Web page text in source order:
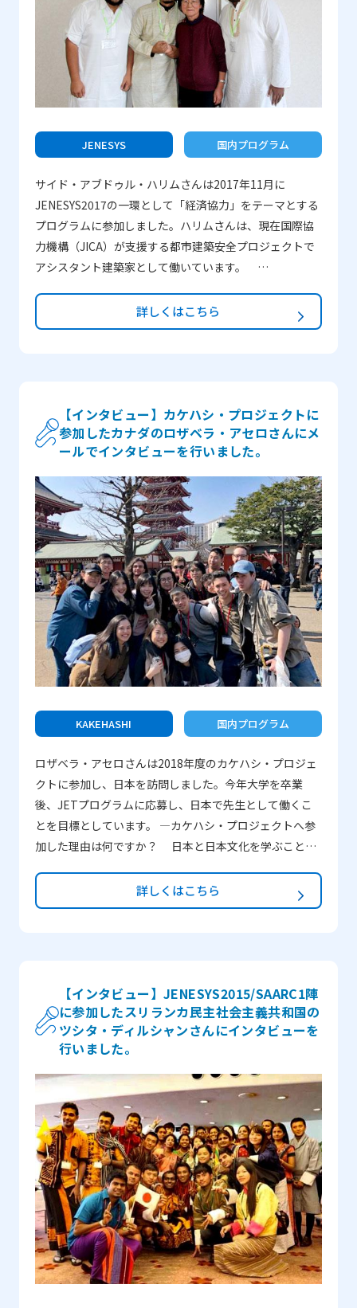
当の日本を感じることができました。プログラムの最後
には、米国に帰国後、この経験と日本で学んだことを、
どのように人々に伝え、どのように、より多くの人に日
本を知ってもらうかということを、参加者全員で話し合
いました。時間をとって経験を振り返り、そこから学ぶ
べ物はとてもおいしいので、いろいろな食事場所に行け
JENESYS 国内プログラム
サイド・アブドゥル・ハリムさんは2017年11月に
JENESYS2017の一環として「経済協力」をテーマとする
プログラムに参加しました。ハリムさんは、現在国際協
力機構（JICA）が支援する都市建築安全プロジェクトで
アシスタント建築家として働いています。
JENESYSに応募した当時、私はダッカ大学日本語学部の
修士課程にいました。日本に関する学術的知識を習得し
のです。旅費と滞在費を負担してくれただけでなく、コ
ーディネーターが終始同行してくれ、さらに、日本の家
庭にホームステイもさせてくれました。ただの外国人旅
行者だったら、日本の普通の家庭に滞在することは難し
いですが、このプログラムのおかげで、日本の社会、
人々、技術、革新、歴史、建築など様々なことを体験す
ることができました。以上が、私がこのJENESYSに参加
した理由です。 ―JENESYS2017で一番印象に残っている
ことは何ですか？JICEの企画したプログラムで良かった
点を具体的に教えてください。また、改善点があれば具
体的に教えてください。 JENESYSで一番印象深かった
ことは、ホームステイです。これは本当に“ひと箱のチョ
コレート”のような体験です。何が起こるかわからないの
です。私たちはいくつかの小さいグループに分かれて、
経験したことが違ってきます。私の経験を詳しくお話し
門前家の“養子”になりました。”adopted（養子にな
る）”という言葉を使ったのは、河門前さんが私たちを、
二人の自分の息子同様に実の息子として扱ってくれたか
らです。お母さんは本当に優しく思いやりのある人でし
た。いつも笑顔で、よく世話をしてくれました。私たち
らず、お母さんは、私たちが3泊した間、毎晩、私たちの
ベッドを整え、部屋が適温か確かめてくれました。私た
てくれました。私たちがイスラム教徒なので、お母さん
は、高価なのにもかかわらず、わざわざハラルミートを
用意してくれました。地元のスーパーに連れて行ってく
れたとき、お母さんが、食べたいと思うものを選びなさ
いと言ってくれました。私は柿を選び、お母さんが払っ
てくれました。そのあと、お母さんの友人の家に行った
とき、そこには私たちのために、たくさん柿が準備して
ありました。お母さんはそのことを知っていたにも関わ
らず、私がスーパーで柿を選ぶことを止めなかったので
す。日本人はお金を使うことに慎重だと本で読みまし
た。でも、お母さんの気前の良さは私たちの考えを変え
ました。
詳しくはこちら
【インタビュー】カケハシ・プロジェクトに
参加したカナダのロザベラ・アセロさんにメ
ールでインタビューを行いました。
KAKEHASHI 国内プログラム
ロザベラ・アセロさんは2018年度のカケハシ・プロジェ
クトに参加し、日本を訪問しました。今年大学を卒業
後、JETプログラムに応募し、日本で先生として働くこ
とを目標としています。 ―カケハシ・プロジェクトへ参
加した理由は何ですか？ 日本と日本文化を学ぶことに
の知識を、両国を結ぶカケハシとして活用したいと考え
ていました。 ―カケハシ・プロジェクトで一番印象に残
クトの内容の多面性がとても良かったです。日本を様々
な観点から見ることができました。例えば、講義からは
日本の政治を、パナソニックミュージアムでは日本の産
業を、彦根城では日本の歴史を知ることができました。
それにホームステイでは日本人の日常生活を体験するこ
とができました。
詳しくはこちら
【インタビュー】JENESYS2015/SAARC1陣
に参加したスリランカ民主社会主義共和国の
ツシタ・ディルシャンさんにインタビューを
行いました。